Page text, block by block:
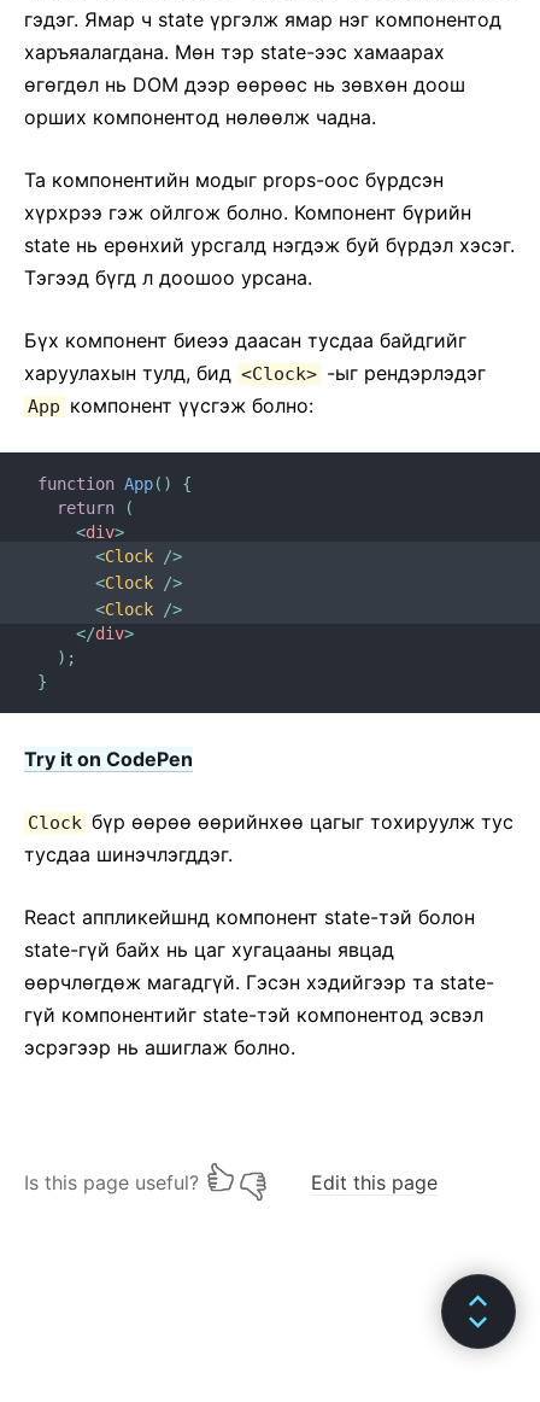
гэдэг. Ямар ч state үргэлж ямар нэг компонентод
харъяалагдана. Мѳн тэр state-ээс хамаарах
ѳгѳгдѳл нь DOM дээр ѳѳрѳѳс нь зѳвхѳн доош
орших компонентод нѳлѳѳлж чадна.
Та компонентийн модыг props-оос бүрдсэн
хүрхрээ гэж ойлгож болно. Компонент бүрийн
state нь ерѳнхий урсгалд нэгдэж буй бүрдэл хэсэг.
Тэгээд бүгд л доошоо урсана.
Бүх компонент биеээ даасан тусдаа байдгийг
харуулахын тулд, бид <Clock> -ыг рендэрлэдэг
App компонент үүсгэж болно:
function App( )
{
return
(
<div>
<Clock
/>
<Clock
/>
<Clock
/>
</div>
) ;
}
Try it on CodePen
Clock бүр ѳѳрѳѳ ѳѳрийнхѳѳ цагыг тохируулж тус
тусдаа шинэчлэгддэг.
React аппликейшнд компонент state-тэй болон
state-гүй байх нь цаг хугацааны явцад
ѳѳрчлѳгдѳж магадгүй. Гэсэн хэдийгээр та state-
гүй компонентийг state-тэй компонентод эсвэл
эсрэгээр нь ашиглаж болно.
Is this page useful? Edit this page